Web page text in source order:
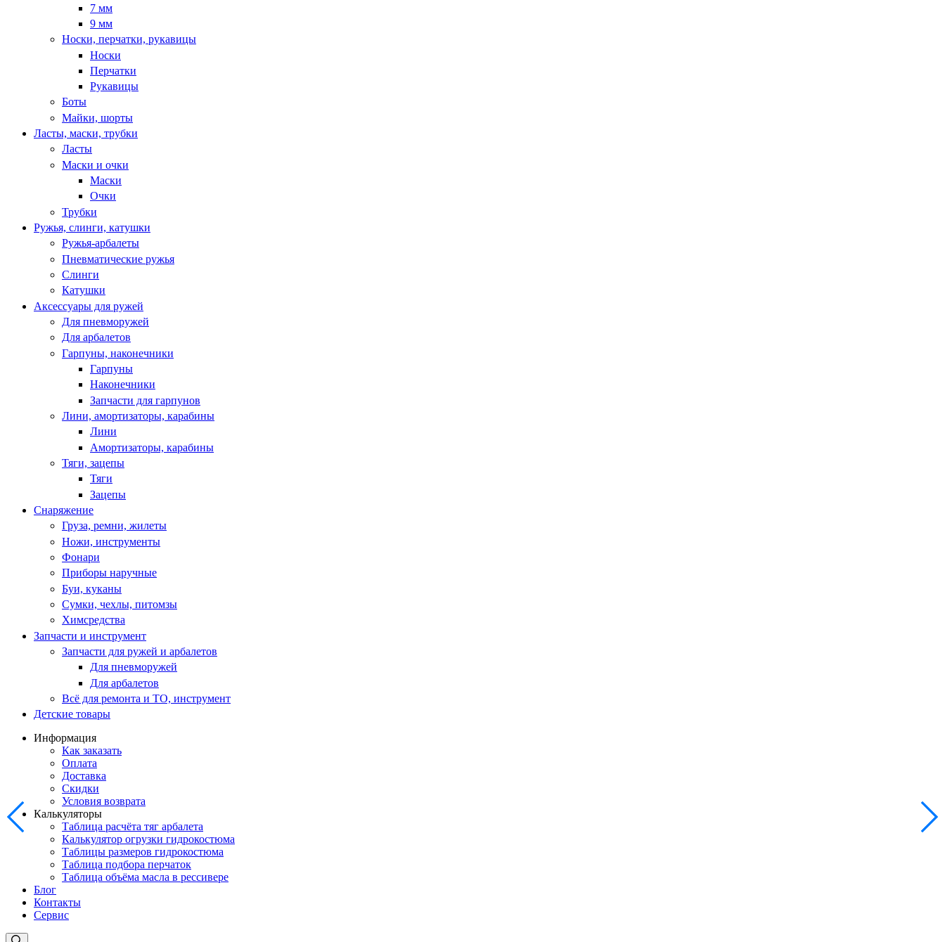
7 мм
9 мм
Носки, перчатки, рукавицы
Носки
Перчатки
Рукавицы
Боты
Майки, шорты
Ласты, маски, трубки
Ласты
Маски и очки
Маски
Очки
Трубки
Ружья, слинги, катушки
Ружья-арбалеты
Пневматические ружья
Слинги
Катушки
Аксессуары для ружей
Для пневморужей
Для арбалетов
Гарпуны, наконечники
Гарпуны
Наконечники
Запчасти для гарпунов
Лини, амортизаторы, карабины
Лини
Амортизаторы, карабины
Тяги, зацепы
Тяги
Зацепы
Снаряжение
Груза, ремни, жилеты
Ножи, инструменты
Фонари
Приборы наручные
Буи, куканы
Сумки, чехлы, питомзы
Химсредства
Запчасти и инструмент
Запчасти для ружей и арбалетов
Для пневморужей
Для арбалетов
Всё для ремонта и ТО, инструмент
Детские товары
Информация
Как заказать
Оплата
Доставка
Скидки
Условия возврата
Калькуляторы
Таблица расчёта тяг арбалета
Калькулятор огрузки гидрокостюма
Таблицы размеров гидрокостюма
Таблица подбора перчаток
Таблица объёма масла в рессивере
Блог
Контакты
Сервис